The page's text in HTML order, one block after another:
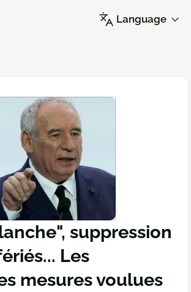
Language
suppression
Les
mesures voulues